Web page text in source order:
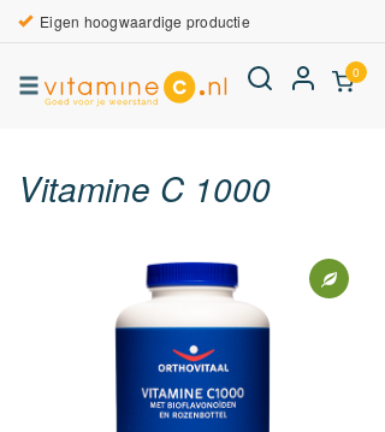
Eigen hoogwaardige productie
0
Vitamine C 1000